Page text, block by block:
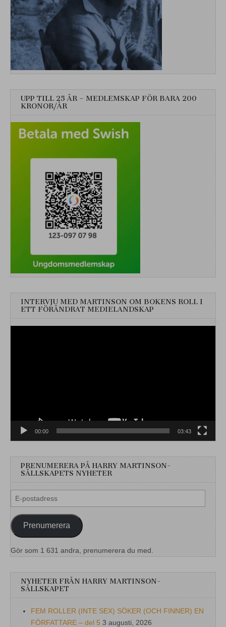
UPP TILL 25 ÅR – MEDLEMSKAP FÖR BARA 200
KRONOR/ÅR
INTERVJU MED MARTINSON OM BOKENS ROLL I
ETT FÖRÄNDRAT MEDIELANDSKAP
00:00 03:43
PRENUMERERA PÅ HARRY MARTINSON-
SÄLLSKAPETS NYHETER
E-
postadress
Prenumerera
Gör som 1 631 andra, prenumerera du med.
NYHETER FRÅN HARRY MARTINSON-
SÄLLSKAPET
FEM ROLLER (INTE SEX) SÖKER (OCH FINNER) EN
FÖRFATTARE – del 5 3 augusti, 2026